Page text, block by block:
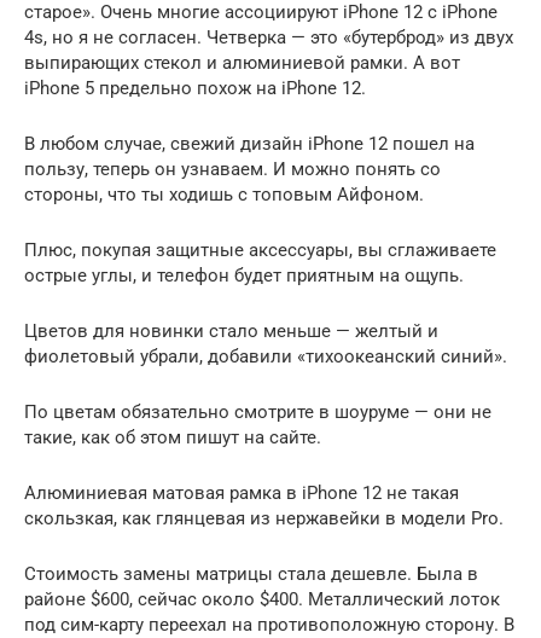
старое». Очень многие ассоциируют iPhone 12 с iPhone
4s, но я не согласен. Четверка — это «бутерброд» из двух
выпирающих стекол и алюминиевой рамки. А вот
iPhone 5 предельно похож на iPhone 12.
В любом случае, свежий дизайн iPhone 12 пошел на
пользу, теперь он узнаваем. И можно понять со
стороны, что ты ходишь с топовым Айфоном.
Плюс, покупая защитные аксессуары, вы сглаживаете
острые углы, и телефон будет приятным на ощупь.
Цветов для новинки стало меньше — желтый и
фиолетовый убрали, добавили «тихоокеанский синий».
По цветам обязательно смотрите в шоуруме — они не
такие, как об этом пишут на сайте.
Алюминиевая матовая рамка в iPhone 12 не такая
скользкая, как глянцевая из нержавейки в модели Pro.
Стоимость замены матрицы стала дешевле. Была в
районе $600, сейчас около $400. Металлический лоток
под сим-карту переехал на противоположную сторону. В